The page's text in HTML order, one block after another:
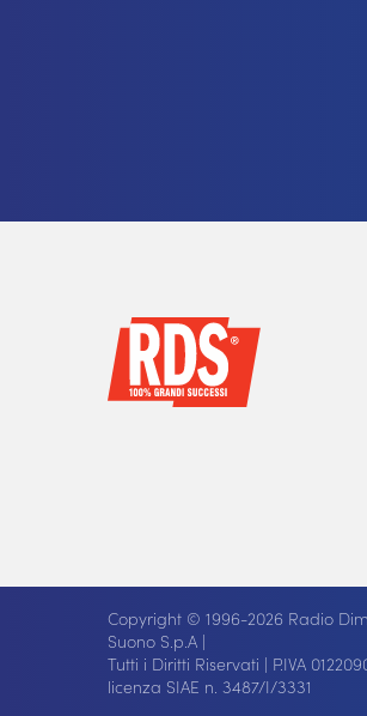
Copyright © 1996-2026 Radio
Suono S.p.A |
Tutti i Diritti Riservati | P.IVA
licenza SIAE n. 3487/I/3331